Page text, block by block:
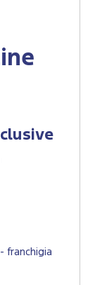
franchigia